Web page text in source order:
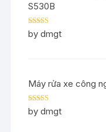
S530B
Rated5out
of 5
by dmgt
Máy rửa xe công
Rated5out
of 5
by dmgt